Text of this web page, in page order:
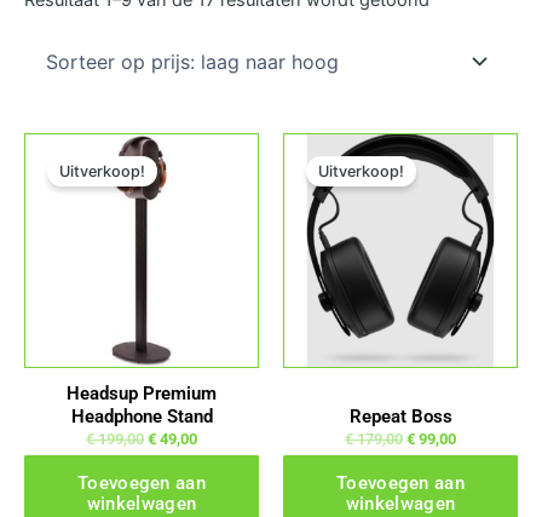
Uitverkoop!
Headsup Premium
Headphone Stand
€199,00
Oorspronkelijke prijs was: € 199,00.
€ 49,00
Huidige prijs is: € 49,00.
Toevoegen aan
winkelwagen
Uitverkoop!
Repeat Boss
€179,00
Oorspronkelijke prijs was: € 179,00.
€ 99,00
Huidige prijs is: € 99,00.
Toevoegen aan
winkelwagen